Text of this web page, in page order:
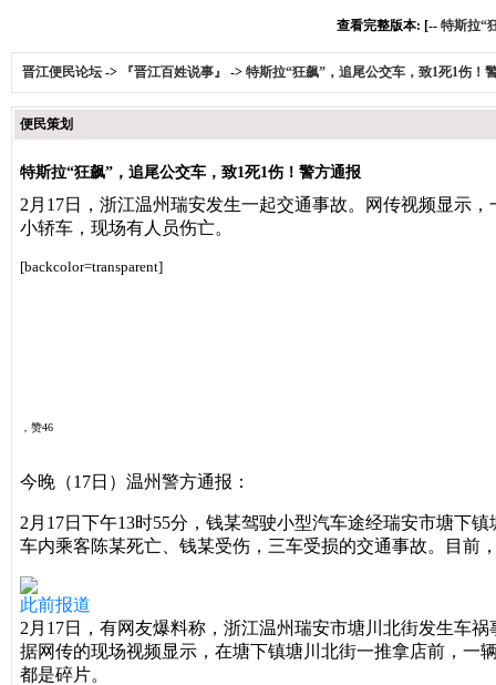
查看完整版本: [-- 特斯拉“
晋江便民论坛 -> 『晋江百姓说事』 -> 特斯拉“狂飙”，追尾公交车，致1死1伤！
便民策划
特斯拉“狂飙”，追尾公交车，致1死1伤！警方通报
2月17日，浙江温州瑞安发生一起交通事故。网传视频显示
小轿车，现场有人员伤亡。
[backcolor=transparent]
，赞46
今晚（17日）温州警方通报：
2月17日下午13时55分，钱某驾驶小型汽车途经瑞安市塘下
车内乘客陈某死亡、钱某受伤，三车受损的交通事故。目前
此前报道
2月17日，有网友爆料称，浙江温州瑞安市塘川北街发生车
据网传的现场视频显示，在塘下镇塘川北街一推拿店前，一
都是碎片。